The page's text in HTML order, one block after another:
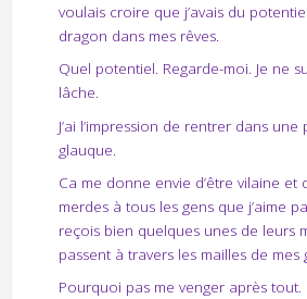
voulais croire que j’avais du
dragon dans mes rêves.
Quel potentiel. Regarde-moi. Je ne
lâche.
J’ai l’impression de rentrer dans une
glauque.
Ca me donne envie d’être vilaine et
merdes à tous les gens que j’aime
reçois bien quelques unes de leurs
passent à travers les mailles de mes
Pourquoi pas me venger après